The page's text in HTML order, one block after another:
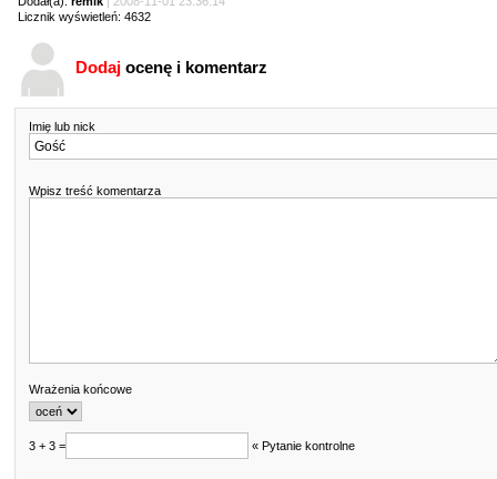
Licznik wyświetleń: 4632
Dodaj ocenę i komentarz
Imię lub nick
Wpisz treść komentarza
Wrażenia końcowe
3 + 3 = « Pytanie kontrolne